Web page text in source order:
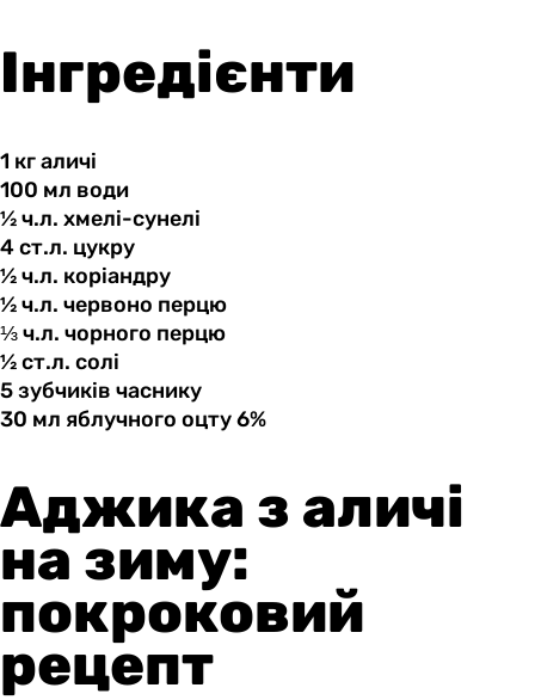
Інгредієнти
1 кгаличі
100 мл води
½ ч.л. хмелі-сунелі
4 ст.л. цукру
½ ч.л. коріандру
½ ч.л. червоно перцю
⅓ ч.л. чорного перцю
½ ст.л. солі
5 зубчиків часнику
30 мл яблучного оцту 6%
Аджика з аличі
на зиму:
покроковий
рецепт